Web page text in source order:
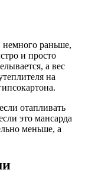
раньше,
и просто
а вес
на
отапливать
это мансарда
меньше, а